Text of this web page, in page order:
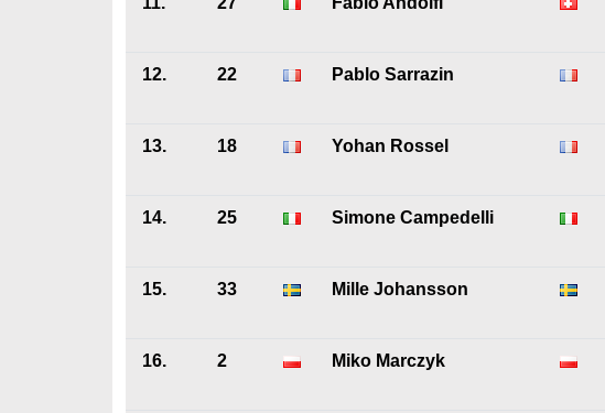
12. 22 Pablo Sarrazin
13. 18 Yohan Rossel
14. 25 Simone Campedelli
15. 33 Mille Johansson
16. 2 Miko Marczyk